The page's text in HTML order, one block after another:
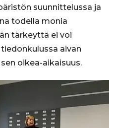
suunnittelussa ja
todella monia
tärkeyttä ei voi
aivan
oikea-aikaisuus.